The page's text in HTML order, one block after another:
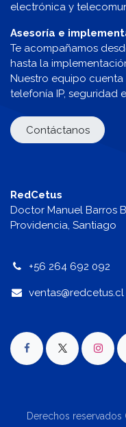
electrónica y
Asesoría e
Te acompañamos
hasta la
Nuestro equipo
telefonía IP, seguridad
Contáctanos
RedCetus
Doctor Manuel Barros
Providencia, Santiago
+56 264 692 092
ventas@redcetus.cl
Derechos reservados